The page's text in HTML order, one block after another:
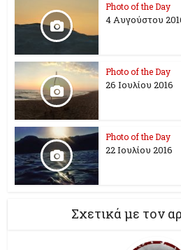
Photo of the Day
4 Αυγούστου
Photo of the Day
26 Ioυλίου 2016
Photo of the Day
22 Ιουλίου 2016
Σχετικά με τον